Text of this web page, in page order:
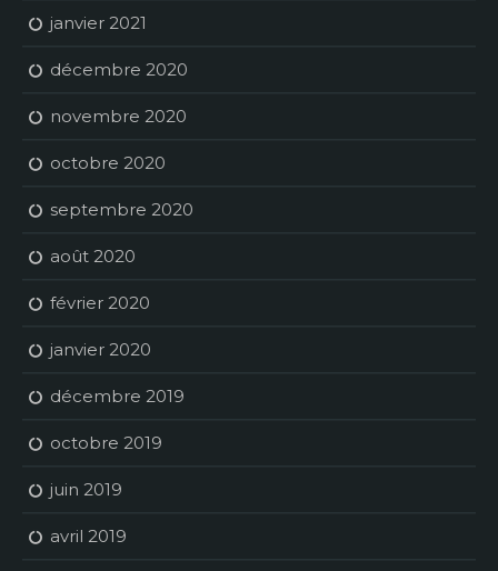
janvier 2021
décembre 2020
novembre 2020
octobre 2020
septembre 2020
août 2020
février 2020
janvier 2020
décembre 2019
octobre 2019
juin 2019
avril 2019